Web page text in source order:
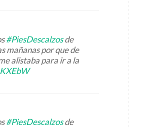
#PiesDescalzosde
mañanas por que de
alistaba para ir a la
#PiesDescalzosde